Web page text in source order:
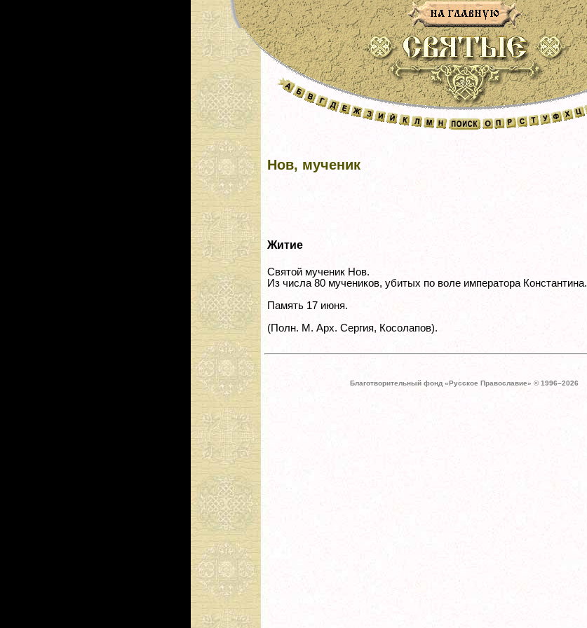
Нов, мученик
Житие
Святой мученик Нов.
Из числа 80 мучеников, убитых по воле императора Константина.
Память 17 июня.
(Полн. М. Арх. Сергия, Косолапов).
Благотворительный фонд «Русское Православие» © 1996–2026